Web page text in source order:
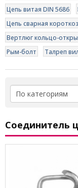
Цепь витая DIN 5686
Цепь сварная
Вертлюг кольцо-
Рым-болт
Талреп
Соединитель